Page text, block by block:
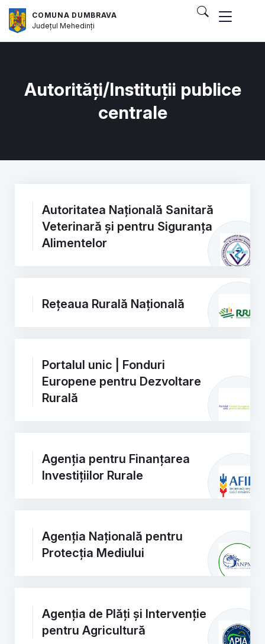
COMUNA DUMBRAVA
JudețulMehedinți
Autorități/Instituții publice
centrale
Autoritatea Națională Sanitară
Veterinară și pentru Siguranța
Alimentelor
Rețeaua Rurală Națională
Portalul unic | Fonduri
Europene pentru Dezvoltare
Rurală
Agenția pentru Finanțarea
Investițiilor Rurale
Agenția Națională pentru
Protecția Mediului
Agenția de Plăți și Intervenție
pentru Agricultură